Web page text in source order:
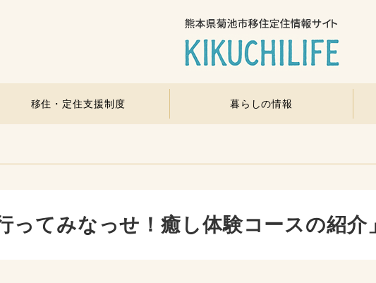
移住・定住支援制度 暮らしの情報
ってみなっせ！癒し体験コースの紹